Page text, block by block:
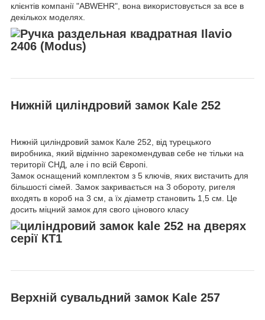
клієнтів компанії "ABWEHR", вона використовується за все в
декількох моделях.
Нижній циліндровий замок Kale 252
Нижній циліндровий замок Кале 252, від турецького
виробника, який відмінно зарекомендував себе не тільки на
території СНД, але і по всій Європі.
Замок оснащений комплектом з 5 ключів, яких вистачить для
більшості сімей. Замок закривається на 3 обороту, ригеля
входять в короб на 3 см, а їх діаметр становить 1,5 см. Це
досить міцний замок для свого цінового класу
Верхній сувальдний замок Kale 257